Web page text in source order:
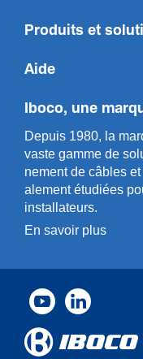
Produits et
Aide
Iboco, une
Depuis 1980, la
vaste gamme de
n­ement de câbles
a­l­ement étudiées
installa­teurs.
En savoir plus